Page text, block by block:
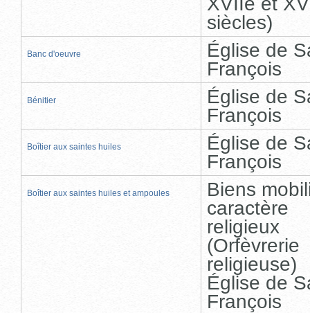
siècles)
Banc d'oeuvre
Église de
François
Bénitier
Église de
François
Boîtier aux saintes huiles
Église de
François
Boîtier aux saintes huiles et ampoules
Biens
caractère
religieux
(Orfèvrerie
religieuse)
Église de
François